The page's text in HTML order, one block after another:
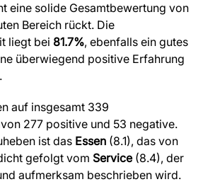
eine solide Gesamtbewertung von
Bereich rückt. Die
liegt bei 81.7%, ebenfalls ein gutes
überwiegend positive Erfahrung
auf insgesamt 339
277 positive und 53 negative.
ist das Essen (8.1), das von
gefolgt vom Service(8.4), der
aufmerksam beschrieben wird.